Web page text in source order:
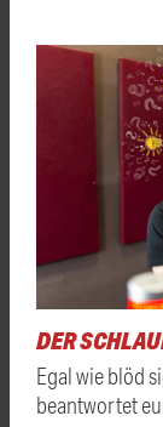
DER
Egal wie blöd
beantwortet